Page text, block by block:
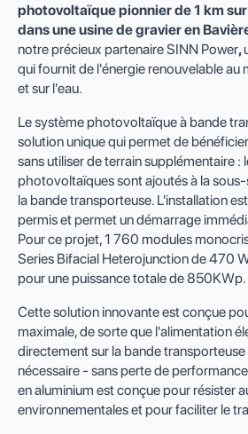
photovoltaïquepionnier de1 km sur
dans une usine de gravier en
notre précieux partenaire SINN Power,
qui fournit de l'énergie renouvelable au
et sur l'eau.
Le système photovoltaïque à bande
solution unique qui permet de
sans utiliser de terrain supplémentaire :
photovoltaïques sont ajoutés à la
la bande transporteuse. L'installation
permis et permet un démarrage
Pour ce projet, 1 760 modules
Series Bifacial Heterojunction de 470
pour une puissance totale de 850KWp.
Cette solution innovante est conçue
maximale, de sorte que l'alimentation
directement sur la bande
nécessaire - sans perte de
en aluminium est conçue pour résister
environnementales et pour faciliter le